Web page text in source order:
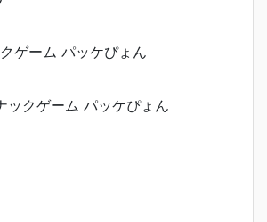
ゲーム パッケぴょん
クゲーム パッケぴょん